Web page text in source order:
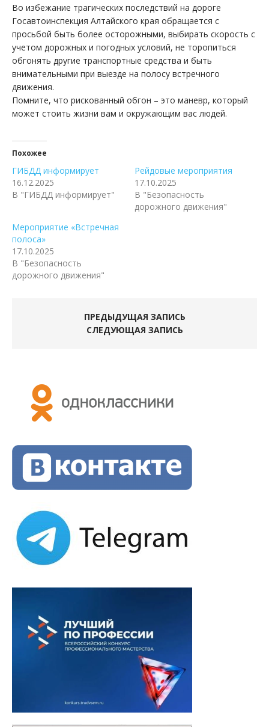
Во избежание трагических последствий на дороге
Госавтоинспекция Алтайского края обращается с
просьбой быть более осторожными, выбирать скорость с
учетом дорожных и погодных условий, не торопиться
обгонять другие транспортные средства и быть
внимательными при выезде на полосу встречного
движения.
Помните, что рискованный обгон – это маневр, который
может стоить жизни вам и окружающим вас людей.
Похожее
ГИБДД информирует
16.12.2025
В "ГИБДД информирует"
Рейдовые мероприятия
17.10.2025
В "Безопасность
дорожного движения"
Мероприятие «Встречная
полоса»
17.10.2025
В "Безопасность
дорожного движения"
ПРЕДЫДУЩАЯ ЗАПИСЬ
СЛЕДУЮЩАЯ ЗАПИСЬ